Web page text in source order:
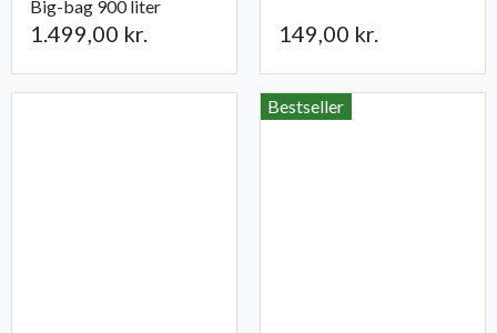
Big-bag 900 liter
1.499,00 kr. 149,00 kr.
Bestseller